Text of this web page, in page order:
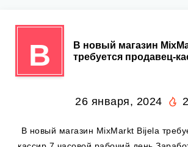
В
В новый магазин
требуется продавец-
26 января, 2024
В новый магазин MixMarkt Bijela